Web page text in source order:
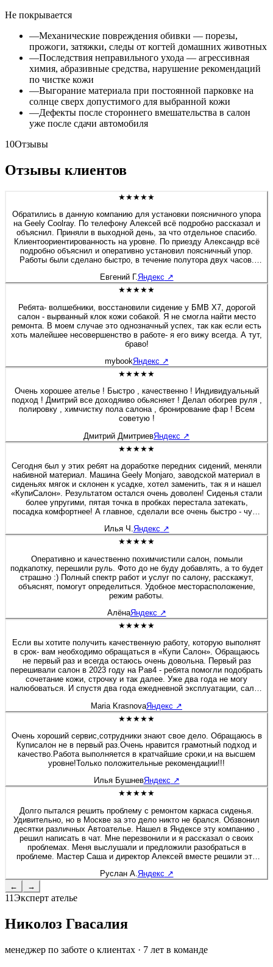
Не покрывается
—Механические повреждения обивки — порезы,
прожоги, затяжки, следы от когтей домашних животных
—Последствия неправильного ухода — агрессивная
химия, абразивные средства, нарушение рекомендаций
по чистке кожи
—Выгорание материала при постоянной парковке на
солнце сверх допустимого для выбранной кожи
—Дефекты после стороннего вмешательства в салон
уже после сдачи автомобиля
10Отзывы
Отзывы клиентов
★★★★★
Обратились в данную компанию для установки поясничного упора
на Geely Coolray. По телефону Алексей всё подробно рассказал и
объяснил. Приняли в выходной день, за что отдельное спасибо.
Клиентоориентированность на уровне. По приезду Александр всё
подробно объяснил и оперативно установил поясничный упор.
Работы были сделано быстро, в течение полутора двух часов.
перешивом и модернизацией салона, детейлингом, то обязательно
обращусь в данную компанию. Алексей спасибо Вам и
Евгений Г.Яндекс ↗
★★★★★
Ребята- волшебники, восстановили сидение у БМВ Х7, дорогой
салон - вырванный клок кожи собакой. Я не смогла найти место
ремонта. В моем случае это однозначный успех, так как если есть
хоть малейшее несовершенство в работе- я его вижу всегда. А тут,
браво!
mybookЯндекс ↗
★★★★★
Очень хорошее ателье ! Быстро , качественно ! Индивидуальный
подход ! Дмитрий все доходяиво обьясняет ! Делал обогрев руля ,
полировку , химчистку пола салона , бронирование фар ! Всем
советую !
Дмитрий ДмитриевЯндекс ↗
★★★★★
Сегодня был у этих ребят на доработке передних сидений, меняли
набивной материал. Машина Geely Monjaro, заводской материал в
сиденьях мягок и склонен к усадке, хотел заменить, так я и нашел
«КупиСалон». Результатом остался очень доволен! Сиденья стали
более упругими, пятая точка в пробках перестала затекать,
посадка комфортнее! А главное, сделали все очень быстро - чуть
короткая экскурсия по производственным цехам. Действительно
люди «болеют» своим делом, а это редкость! Очень приятная
останавливаться на достигнутом, професстонального и
технологического роста! Молодцы! 👍
Илья Ч.Яндекс ↗
★★★★★
Оперативно и качественно похимчистили салон, помыли
подкапотку, перешили руль. Фото до не буду добавлять, а то будет
страшно :) Полный спектр работ и услуг по салону, расскажут,
объяснят, помогут определиться. Удобное месторасположение,
режим работы.
АлёнаЯндекс ↗
★★★★★
Если вы хотите получить качественную работу, которую выполнят
в срок- вам необходимо обращаться в «Купи Салон». Обращаюсь
не первый раз и всегда остаюсь очень довольна. Первый раз
перешивали салон в 2023 году на Рав4 - ребята помогли подобрать
сочетание кожи, строчку и так далее. Уже два года не могу
налюбоваться. И спустя два года ежедневной эксплуатации, салон
на Солярисе. Здесь работают профессионалы своего дела!
Maria KrasnovaЯндекс ↗
★★★★★
Очень хороший сервис,сотрудники знают свое дело. Обращаюсь в
Куписалон не в первый раз.Очень нравится грамотный подход и
качество.Работа выполняется в кратчайшие сроки,и на высшем
уровне!Только положительные рекомендации!!!
Илья БушневЯндекс ↗
★★★★★
Долго пытался решить проблему с ремонтом каркаса сиденья.
Удивительно, но в Москве за это дело никто не брался. Обзвонил
десятки различных Автоателье. Нашел в Яндексе эту компанию ,
решил написать в чат. Мне перезвонили и я рассказал о своих
проблемах. Меня выслушали и предложили разобраться в
проблеме. Мастер Саша и директор Алексей вместе решили это
вовлечен в работу, помогал своим сотрудникам и через 2 дня мне
позвонил, чтобы узнать результат. Купи салон - профессионалы! К
Руслан А. Яндекс ↗
←
→
11Эксперт ателье
Николоз Гвасалия
менеджер по заботе о клиентах · 7 лет в команде